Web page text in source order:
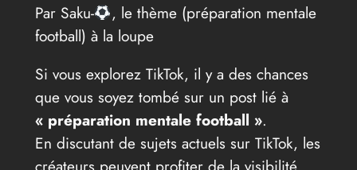
Par Saku-
, le thème (préparation mentale
football) à la loupe
Si vous explorez TikTok, il y a des chances
que vous soyez tombé sur un post lié à
« préparation mentale football ».
En discutant de sujets actuels sur TikTok, les